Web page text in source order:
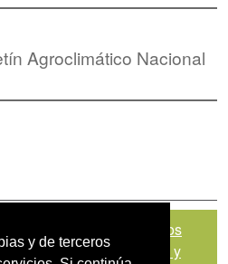
y de terceros
Agroclimático Nacional
de Tratamiento de Datos
de Seguridad, Términos y